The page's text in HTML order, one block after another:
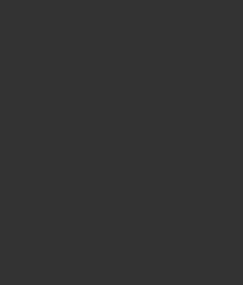
és nemi,
– a